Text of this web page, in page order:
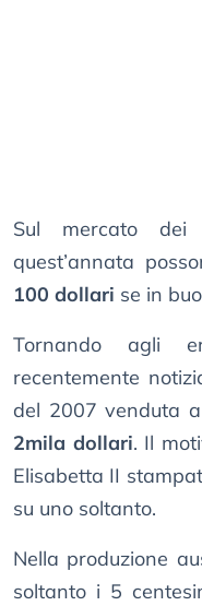
Sul mercato dei
quest’annata
100 dollari se in
Tornando agli
recentemente
del 2007 venduta a
2mila dollari. Il
Elisabetta II
su uno soltanto.
Nella produzione
soltanto i 5